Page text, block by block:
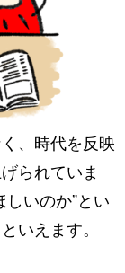
、時代を反映
られていま
いのか”とい
いえます。